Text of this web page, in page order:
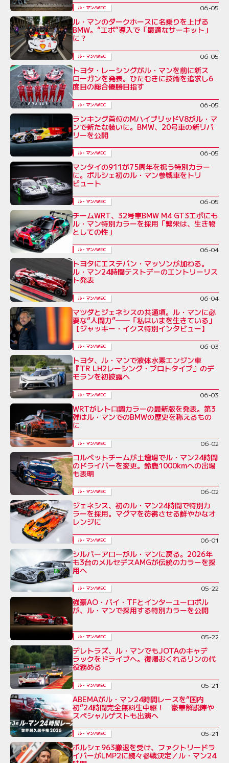
ル・マン/WEC 06-05
ル・マンのダークホースに名乗りを上げる
BMW。“エボ”導入で「最適なサーキット」
に？
ル・マン/WEC 06-05
トヨタ・レーシングがル・マンを前に新ス
ローガンを発表。ひたむきに技術を追求し6
度目の総合優勝目指す
ル・マン/WEC 06-05
ランキング首位のMハイブリッドV8がル・マ
ンで新たな装いに。BMW、20号車の新リバ
リーを公開
ル・マン/WEC 06-05
マンタイの911が75周年を祝う特別カラー
に。ポルシェ初のル・マン参戦車をトリ
ビュート
ル・マン/WEC 06-05
チームWRT、32号車BMW M4 GT3エボにも
ル・マン特別カラーを採用「繁栄は、生き物
としての性」
ル・マン/WEC 06-04
トヨタにエステバン・マッソンが加わる。
ル・マン24時間テストデーのエントリーリス
ト発表
ル・マン/WEC 06-04
マツダとジェネシスの共通項。ル・マンに必
要な“人間力”──「私はいまを生きている」
【ジャッキー・イクス特別インタビュー】
ル・マン/WEC 06-03
トヨタ、ル・マンで液体水素エンジン車
『TR LH2レーシング・プロトタイプ』のデ
モランを初披露へ
ル・マン/WEC 06-03
WRTがレトロ調カラーの最新版を発表。第3
弾はル・マンでのBMWの歴史を称えるもの
に
ル・マン/WEC 06-02
コルベットチームが土壇場でル・マン24時間
のドライバーを変更。鈴鹿1000kmへの出場
も表明
ル・マン/WEC 06-02
ジェネシス、初のル・マン24時間で特別カ
ラーを採用。マグマを彷彿させる鮮やかなオ
レンジに
ル・マン/WEC 06-01
シルバーアローがル・マンに戻る。2026年
も3台のメルセデスAMGが伝統のカラーを採
用へ
ル・マン/WEC 05-22
強豪AO・バイ・TFとインターユーロポル
が、ル・マンで採用する特別カラーを公開
ル・マン/WEC 05-22
デレトラズ、ル・マンでもJOTAのキャデ
ラックをドライブへ。復帰おくれるリンの代
役務める
ル・マン/WEC 05-21
ABEMAがル・マン24時間レースを“国内
初”24時間完全無料生中継！ 豪華解説陣や
スペシャルゲストも出演へ
ル・マン/WEC 05-21
ポルシェ963撤退を受け、ファクトリードラ
イバーがLMP2に続々参戦決定／ル・マン24